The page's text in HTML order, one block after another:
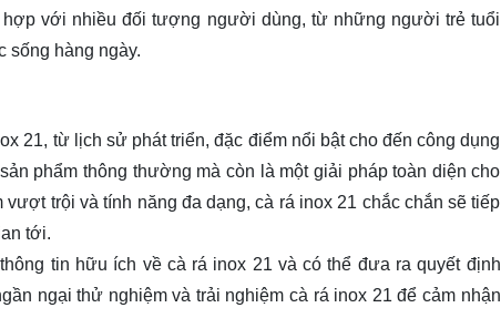
với nhiều đối tượng người dùng, từ những người trẻ tuổi
sống hàng ngày.
21, từ lịch sử phát triển, đặc điểm nổi bật cho đến công dụng
phẩm thông thường mà còn là một giải pháp toàn diện cho
trội và tính năng đa dạng, cà rá inox 21 chắc chắn sẽ tiếp
tới.
tin hữu ích về cà rá inox 21 và có thể đưa ra quyết định
ngại thử nghiệm và trải nghiệm cà rá inox 21 để cảm nhận